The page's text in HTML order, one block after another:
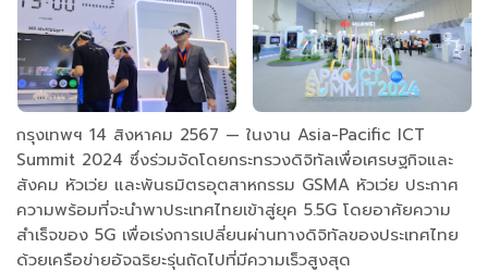
กรุงเทพฯ 14 สิงหาคม 2567 — ในงาน Asia-Pacific ICT
Summit 2024 ซึ่งร่วมจัดโดยกระทรวงดิจิทัลเพื่อเศรษฐกิจและ
สังคม หัวเว่ย และพันธมิตรอุตสาหกรรม GSMA หัวเว่ย ประกาศ
ความพร้อมที่จะนำพาประเทศไทยเข้าสู่ยุค 5.5G โดยอาศัยความ
สำเร็จของ 5G เพื่อเร่งการเปลี่ยนผ่านทางดิจิทัลของประเทศไทย
ด้วยเครือข่ายอัจฉริยะรุ่นถัดไปที่มีความเร็วสูงสุด